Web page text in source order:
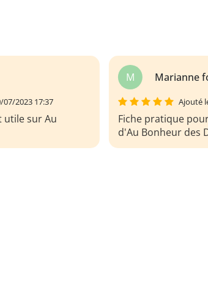
J
Ajouté le 20/07/2023 17:37
pour une révision rapide
des Dames de Émile Zola.